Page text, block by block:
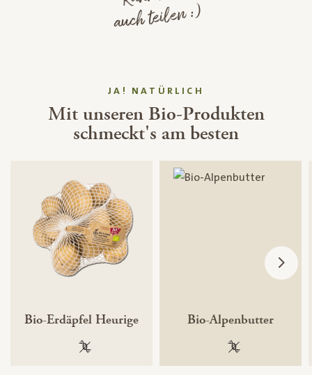
auch teilen :)
JA! NATÜRLICH
Mit unseren Bio-Produkten
schmeckt's am besten
Bio-Erdäpfel Heurige
100 % gentechnikfrei
Bio-Alpenbutter
100 %